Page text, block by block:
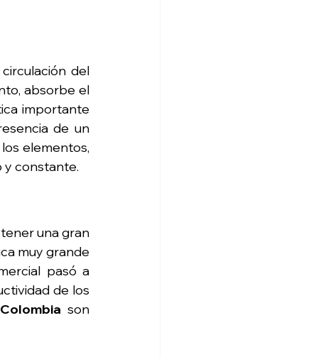
del
absorbe el
importante
de un
elementos,
y constante.
una gran
muy grande
pasó a
de los
son